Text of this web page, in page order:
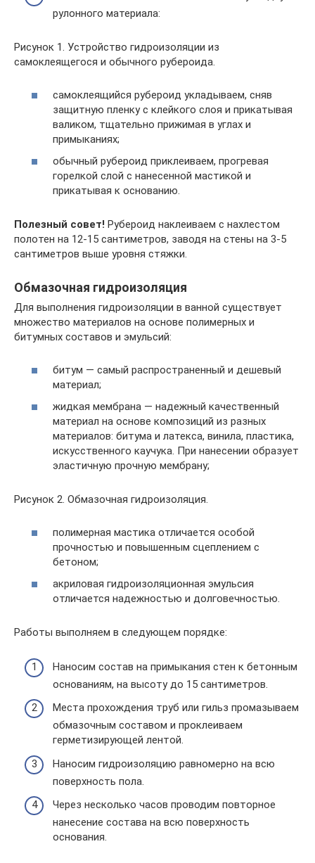
рулонного материала:
Рисунок 1. Устройство гидроизоляции из
самоклеящегося и обычного рубероида.
самоклеящийся рубероид укладываем, сняв
защитную пленку с клейкого слоя и прикатывая
валиком, тщательно прижимая в углах и
примыканиях;
обычный рубероид приклеиваем, прогревая
горелкой слой с нанесенной мастикой и
прикатывая к основанию.
Полезный совет! Рубероид наклеиваем с нахлестом
полотен на 12-15 сантиметров, заводя на стены на 3-5
сантиметров выше уровня стяжки.
Обмазочная гидроизоляция
Для выполнения гидроизоляции в ванной существует
множество материалов на основе полимерных и
битумных составов и эмульсий:
битум — самый распространенный и дешевый
материал;
жидкая мембрана — надежный качественный
материал на основе композиций из разных
материалов: битума и латекса, винила, пластика,
искусственного каучука. При нанесении образует
эластичную прочную мембрану;
Рисунок 2. Обмазочная гидроизоляция.
полимерная мастика отличается особой
прочностью и повышенным сцеплением с
бетоном;
акриловая гидроизоляционная эмульсия
отличается надежностью и долговечностью.
Работы выполняем в следующем порядке:
Наносим состав на примыкания стен к бетонным
основаниям, на высоту до 15 сантиметров.
Места прохождения труб или гильз промазываем
обмазочным составом и проклеиваем
герметизирующей лентой.
Наносим гидроизоляцию равномерно на всю
поверхность пола.
Через несколько часов проводим повторное
нанесение состава на всю поверхность
основания.